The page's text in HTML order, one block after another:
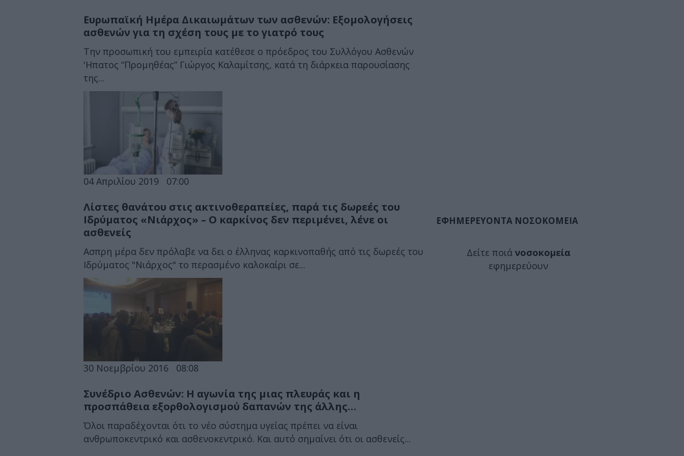
Ευρωπαϊκή Ημέρα Δικαιωμάτων των ασθενών: Εξομολογήσεις
ασθενών για τη σχέση τους με το γιατρό τους
Την προσωπική του εμπειρία κατέθεσε ο πρόεδρος του Συλλόγου Ασθενών
'Ηπατος “Προμηθέας” Γιώργος Καλαμίτσης, κατά τη διάρκεια παρουσίασης
της...
04 Απριλίου 2019 07:00
Λίστες θανάτου στις ακτινοθεραπείες, παρά τις δωρεές του
Ιδρύματος «Νιάρχος» – Ο καρκίνος δεν περιμένει, λένε οι
ασθενείς
Ασπρη μέρα δεν πρόλαβε να δει ο έλληνας καρκινοπαθής από τις δωρεές του
Ιδρύματος "Νιάρχος" το περασμένο καλοκαίρι σε...
30 Νοεμβρίου 2016 08:08
Συνέδριο Ασθενών: Η αγωνία της μιας πλευράς και η
προσπάθεια εξορθολογισμού δαπανών της άλλης…
Όλοι παραδέχονται ότι το νέο σύστημα υγείας πρέπει να είναι
ανθρωποκεντρικό και ασθενοκεντρικό. Και αυτό σημαίνει ότι οι ασθενείς...
ΕΦΗΜΕΡΕΥΟΝΤΑ ΝΟΣΟΚΟΜΕΙΑ
Δείτε ποιά νοσοκομεία
εφημερεύουν